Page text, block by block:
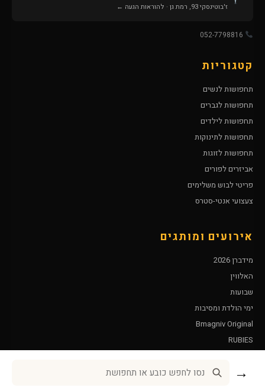
ז'בוטינסקי 93, רמת גן · להוראות הגעה ←
קטגוריות
תחפושות לנשים
תחפושות לגברים
תחפושות לילדים
תחפושות לתינוקות
תחפושות לזוגות
אביזרים לפורים
פריטי לבוש משלימים
צעצועי אנטי-סטרס
אירועים ומותגים
מידברן 2026
האלווין
שבועות
ימי הולדת ומסיבות
Bmagniv Original
RUBIES
→